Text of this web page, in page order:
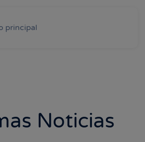
principal
Noticias